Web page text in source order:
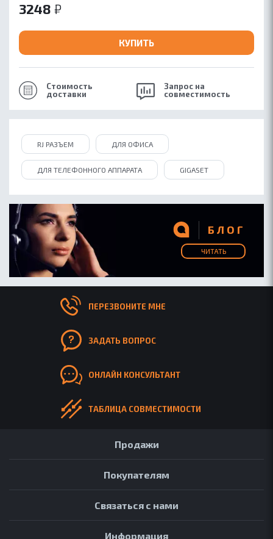
3248 ₽
КУПИТЬ
Стоимость
доставки
Запрос на
совместимость
RJ РАЗЪЕМ ДЛЯ ОФИСА
ДЛЯ ТЕЛЕФОННОГО АППАРАТА GIGASET
БЛОГ
ЧИТАТЬ
ПЕРЕЗВОНИТЕ МНЕ
ЗАДАТЬ ВОПРОС
ОНЛАЙН КОНСУЛЬТАНТ
ТАБЛИЦА СОВМЕСТИМОСТИ
Продажи
Покупателям
Связаться с нами
Информация